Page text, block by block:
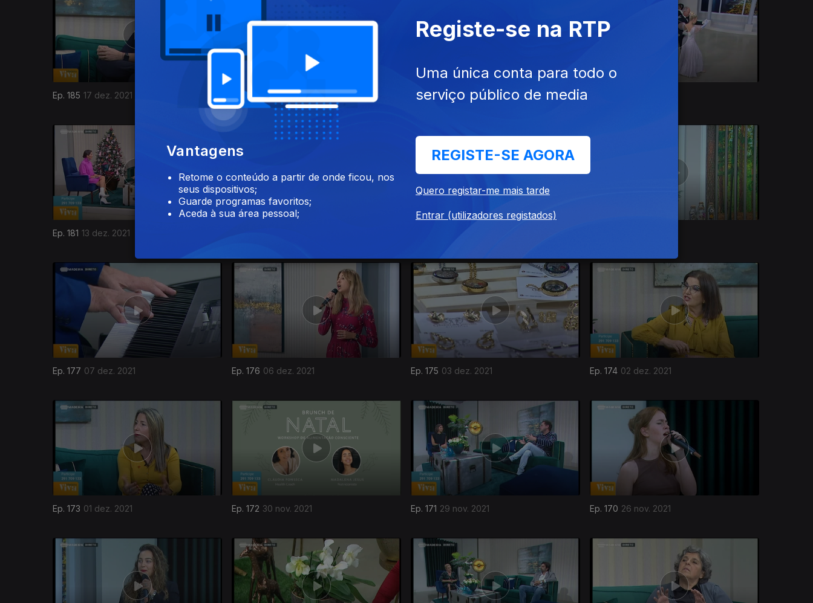
Ep. 185 17 dez. 2021 Ep. 184 16 dez. 2021 Ep. 183 15 dez. 2021
Ep. 181 13 dez. 2021
Ep. 177 07 dez. 2021 Ep. 176 06 dez. 2021 Ep. 175 03 dez. 2021 Ep. 174 02 dez. 2021
Ep. 173 01 dez. 2021 Ep. 172 30 nov. 2021 Ep. 171 29 nov. 2021 Ep. 170 26 nov. 2021
582202
Vantagens
Retome o conteúdo a partir de onde ficou, nos
seus dispositivos;
Guarde programas favoritos;
Aceda à sua área pessoal;
Registe-se na RTP
Uma única conta para todo o
serviço público de media
REGISTE-SE AGORA
Quero registar-me mais tarde
Entrar (utilizadores registados)